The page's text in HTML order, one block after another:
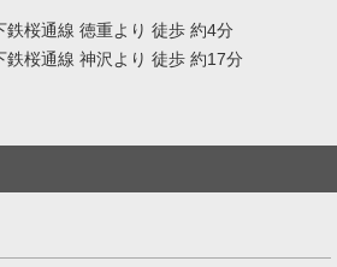
鉄桜通線 徳重より 徒歩 約4分
鉄桜通線 神沢より 徒歩 約17分